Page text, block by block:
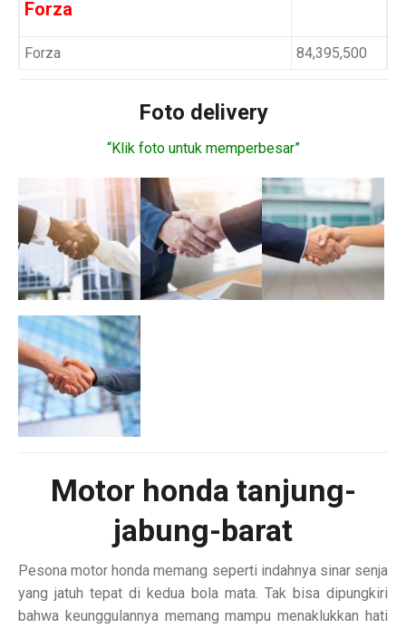
Forza
Forza 84,395,500
Foto delivery
“Klik foto untuk memperbesar”
Motor honda tanjung-
jabung-barat
Pesona motor honda memang seperti indahnya sinar senja
yang jatuh tepat di kedua bola mata. Tak bisa dipungkiri
bahwa keunggulannya memang mampu menaklukkan hati